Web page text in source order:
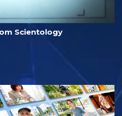
Scientology